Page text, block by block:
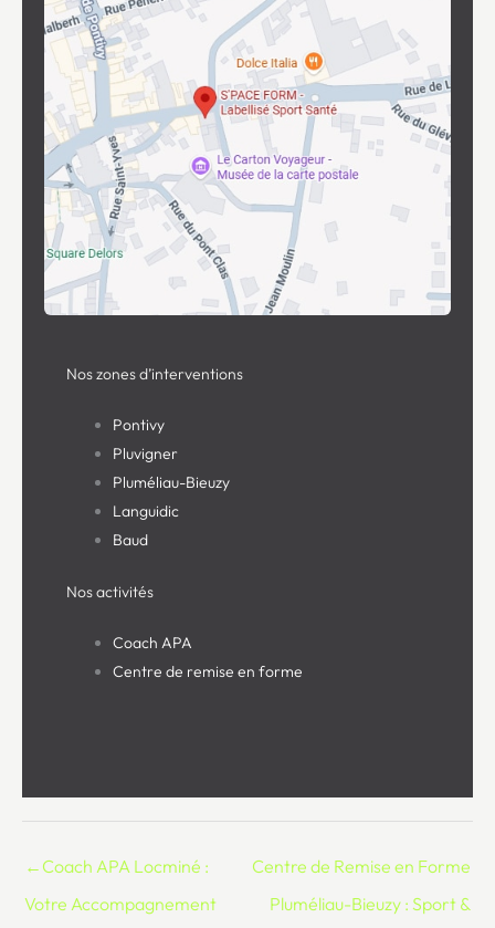
Nos zones d’interventions
Pontivy
Pluvigner
Pluméliau-Bieuzy
Languidic
Baud
Nos activités
Coach APA
Centre de remise en forme
← Coach APA Locminé :
Votre Accompagnement
Centre de Remise en Forme
Pluméliau-Bieuzy : Sport &